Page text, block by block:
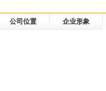
公司位置 企业形象